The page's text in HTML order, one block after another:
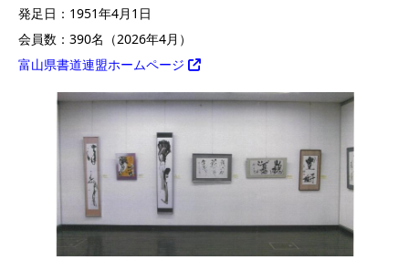
発足日：1951年4月1日
会員数：390名（2026年4月）
富山県書道連盟ホームページ